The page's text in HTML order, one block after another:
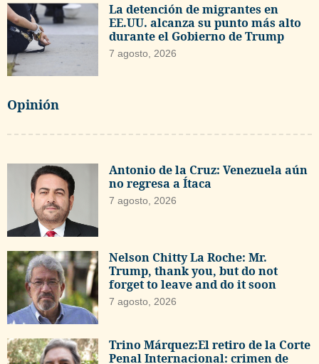
La detención de migrantes en
EE.UU. alcanza su punto más alto
durante el Gobierno de Trump
7 agosto, 2026
Opinión
Antonio de la Cruz: Venezuela aún
no regresa a Ítaca
7 agosto, 2026
Nelson Chitty La Roche: Mr.
Trump, thank you, but do not
forget to leave and do it soon
7 agosto, 2026
Trino Márquez:El retiro de la Corte
Penal Internacional: crimen de